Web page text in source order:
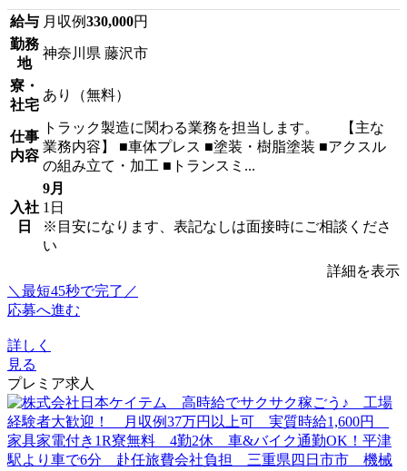
給与 月収例330,000円
勤務
地
神奈川県 藤沢市
寮・
社宅
あり（無料）
仕事
内容
トラック製造に関わる業務を担当します。 【主な
業務内容】 ■車体プレス ■塗装・樹脂塗装 ■アクスル
の組み立て・加工 ■トランスミ...
入社
日
9月
1日
※目安になります、表記なしは面接時にご相談くださ
い
詳細を表示
＼最短45秒で完了／
応募へ進む
詳しく
見る
プレミア求人